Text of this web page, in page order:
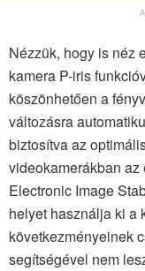
Nézzük, hogy is néz
kamera P-iris
köszönhetően a
változásra
biztosítva az
videokamerákban
Electronic Image
helyet használja ki a
következményeinek
segítségével nem